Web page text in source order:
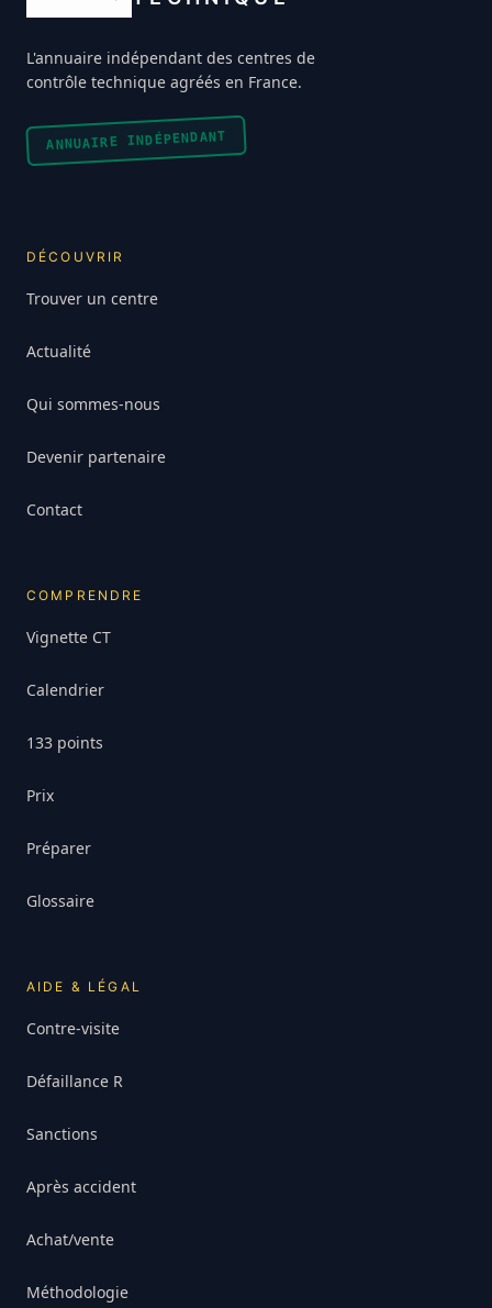
L'annuaire indépendant des centres de
contrôle technique agréés en France.
ANNUAIRE INDÉPENDANT
DÉCOUVRIR
Trouver un centre
Actualité
Qui sommes-nous
Devenir partenaire
Contact
COMPRENDRE
Vignette CT
Calendrier
133 points
Prix
Préparer
Glossaire
AIDE & LÉGAL
Contre-visite
Défaillance R
Sanctions
Après accident
Achat/vente
Méthodologie